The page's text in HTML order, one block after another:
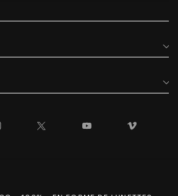
vente
Instagram YouTube